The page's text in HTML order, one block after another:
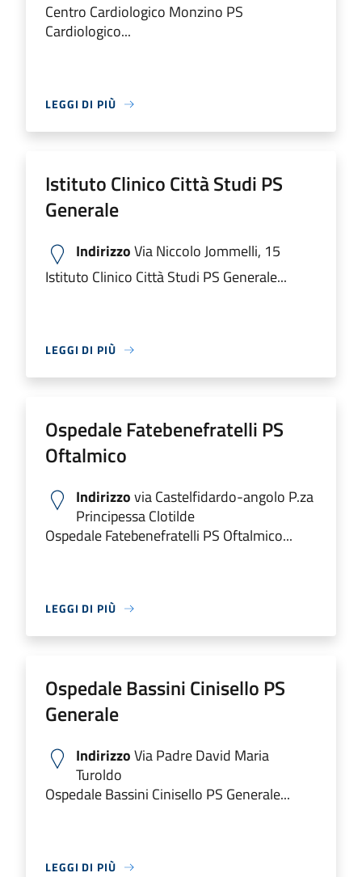
Centro Cardiologico Monzino PS
Cardiologico...
LEGGI DI PIÙ
Istituto Clinico Città Studi PS
Generale
IndirizzoVia Niccolo Jommelli, 15
Istituto Clinico Città Studi PS Generale...
LEGGI DI PIÙ
Ospedale Fatebenefratelli PS
Oftalmico
Indirizzovia Castelfidardo-angolo P.za
Principessa Clotilde
Ospedale Fatebenefratelli PS Oftalmico...
LEGGI DI PIÙ
Ospedale Bassini Cinisello PS
Generale
IndirizzoVia Padre David Maria
Turoldo
Ospedale Bassini Cinisello PS Generale...
LEGGI DI PIÙ